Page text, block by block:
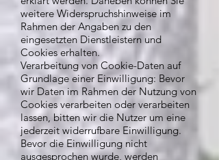
weitere Widerspruchshinweise im
Rahmen der Angaben zu den
eingesetzten Dienstleistern und
Cookies erhalten.
Verarbeitung von Cookie-Daten auf
Grundlage einer Einwilligung: Bevor
wir Daten im Rahmen der Nutzung von
Cookies verarbeiten oder verarbeiten
lassen, bitten wir die Nutzer um eine
jederzeit widerrufbare Einwilligung.
Bevor die Einwilligung nicht
ausgesprochen wurde, werden